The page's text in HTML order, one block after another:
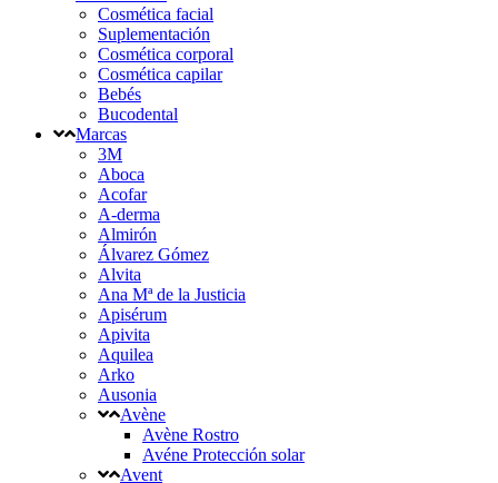
Cosmética facial
Suplementación
Cosmética corporal
Cosmética capilar
Bebés
Bucodental
Marcas
3M
Aboca
Acofar
A-derma
Almirón
Álvarez Gómez
Alvita
Ana Mª de la Justicia
Apisérum
Apivita
Aquilea
Arko
Ausonia
Avène
Avène Rostro
Avéne Protección solar
Avent